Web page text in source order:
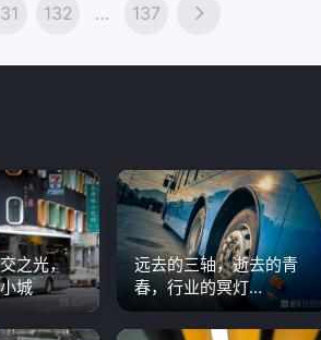
132 … 137
之光，
城
远去的三轴，逝去的青
春，行业的冥灯…